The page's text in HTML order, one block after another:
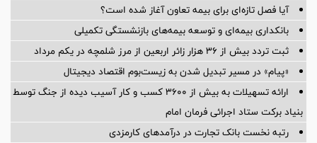
آیا فصل تازه‌ای برای بیمه تعاون آغاز شده است؟
بانکداری بیمه‌ای و توسعه بیمه‌های بازنشستگی تکمیلی
ثبت تردد بیش از ۳۶ هزار زائر اربعین از مرز شلمچه در یکم مرداد
«پیام» در مسیر تبدیل شدن به زیست‌بوم اقتصاد دیجیتال
ارائه تسهیلات به بیش از ۳۶۰۰ کسب و کار آسیب دیده از جنگ توسط
بنیاد برکت ستاد اجرائی فرمان امام
رتبه نخست بانک تجارت در درآمدهای کارمزدی